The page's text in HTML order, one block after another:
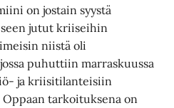
on jostain syystä
jutut kriiseihin
niistä oli
puhuttiin marraskuussa
ja kriisitilanteisiin
Oppaan tarkoituksena on